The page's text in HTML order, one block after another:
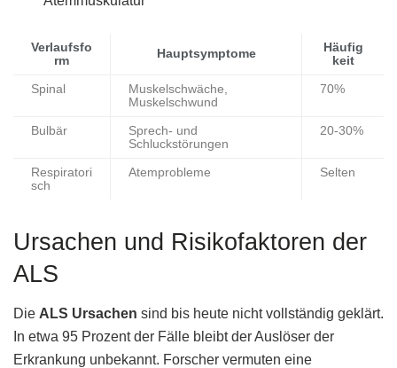
Verlaufsfo
rm
Hauptsymptome
Häufig
keit
Spinal
Muskelschwäche,
Muskelschwund
70%
Bulbär
Sprech- und
Schluckstörungen
20-30%
Respiratori
sch
Atemprobleme Selten
Ursachen und Risikofaktoren der
ALS
Die ALS Ursachen sind bis heute nicht vollständig geklärt.
In etwa 95 Prozent der Fälle bleibt der Auslöser der
Erkrankung unbekannt. Forscher vermuten eine